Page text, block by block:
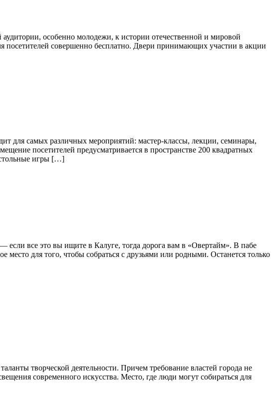
особенно молодежи, к истории отечественной и мировой
посетителей совершенно бесплатно. Двери принимающих участии в акции
для самых различных мероприятий: мастер-классы, лекции, семинары,
посетителей предусматривается в пространстве 200 квадратных
игры […]
если все это вы ищите в Калуге, тогда дорога вам в «Овертайм». В пабе
место для того, чтобы собраться с друзьями или родными. Останется только
творческой деятельности. Причем требование властей города не
современного искусства. Место, где люди могут собираться для